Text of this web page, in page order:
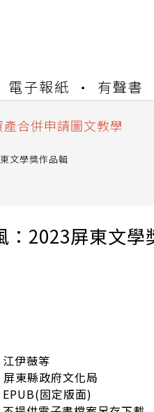
電子報紙 有聲書
通申請
產合併申請圖文教學
通申請
文學獎作品輯
：2023屏東文學
江伊薇等
屏東縣政府文化局
EPUB(固定版面)